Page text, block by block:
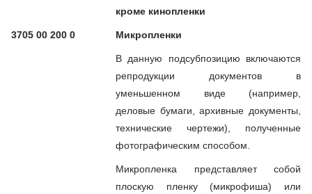
кроме кинопленки
3705 00 200 0 Микропленки
В данную подсубпозицию включаются
репродукции документов в
уменьшенном виде (например,
деловые бумаги, архивные документы,
технические чертежи), полученные
фотографическим способом.
Микропленка представляет собой
плоскую пленку (микрофиша) или